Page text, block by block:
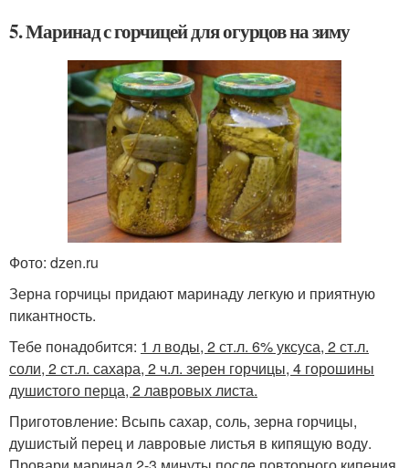
5. Маринад с горчицей для огурцов на зиму
Фото: dzen.ru
Зерна горчицы придают маринаду легкую и приятную
пикантность.
Тебе понадобится: 1 л воды, 2 ст.л. 6% уксуса, 2 ст.л.
соли, 2 ст.л. сахара, 2 ч.л. зерен горчицы, 4 горошины
душистого перца, 2 лавровых листа.
Приготовление: Всыпь сахар, соль, зерна горчицы,
душистый перец и лавровые листья в кипящую воду.